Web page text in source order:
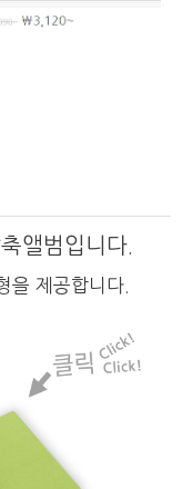
앨범입니다.
을 제공합니다.